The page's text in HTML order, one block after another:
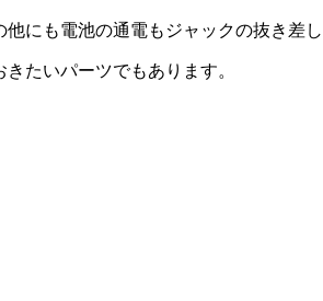
にも電池の通電もジャックの抜き差
たいパーツでもあります。